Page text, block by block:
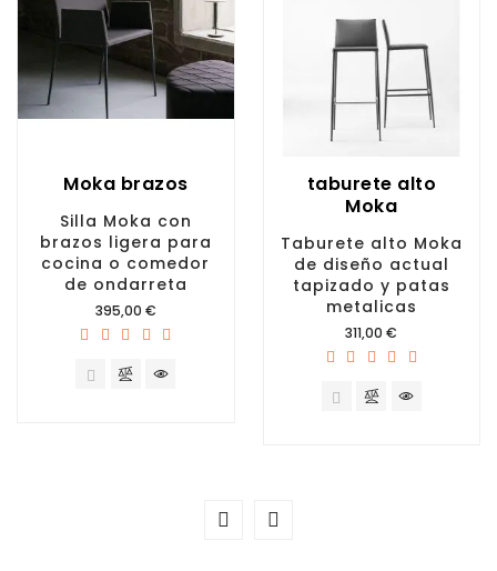
Moka brazos
Silla Moka con
brazos ligera para
cocina o comedor
de ondarreta
Precio
395,00 €
taburete alto
Moka
Taburete alto Moka
de diseño actual
tapizado y patas
metalicas
Precio
311,00 €